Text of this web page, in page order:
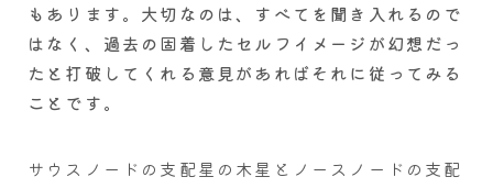
もあります。大切なのは、すべてを聞き入れるので
はなく、過去の固着したセルフイメージが幻想だっ
たと打破してくれる意見があればそれに従ってみる
ことです。
サウスノードの支配星の木星とノースノードの支配